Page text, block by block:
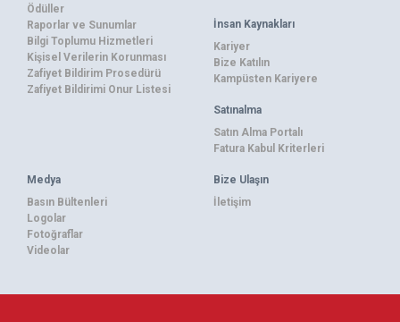
Ödüller
Raporlar ve Sunumlar
Bilgi Toplumu Hizmetleri
Kişisel Verilerin Korunması
Zafiyet Bildirim Prosedürü
Zafiyet Bildirimi Onur Listesi
İnsan Kaynakları
Kariyer
Bize Katılın
Kampüsten Kariyere
Satınalma
Satın Alma Portalı
Fatura Kabul Kriterleri
Medya
Basın Bültenleri
Logolar
Fotoğraflar
Videolar
Bize Ulaşın
İletişim